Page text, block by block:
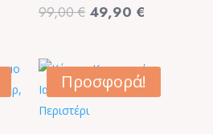
€.
99,00€ Original
99,00 €.
49,90 €
49,90 €.
Προσφορά!